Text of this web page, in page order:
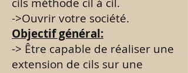
->Ouvrir votre société.
Objectif général:
-> Être capable de réaliser une
extension de cils sur une